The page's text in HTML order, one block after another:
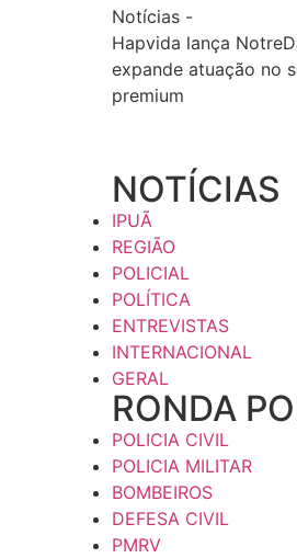
Notícias -
Hapvida lança
expande atuação no
premium
NOTÍCIAS
IPUÃ
REGIÃO
POLICIAL
POLÍTICA
ENTREVISTAS
INTERNACIONAL
GERAL
RONDA
POLICIA CIVIL
POLICIA MILITAR
BOMBEIROS
DEFESA CIVIL
PMRV